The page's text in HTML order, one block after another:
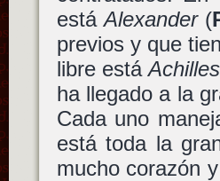
estáAlexander(
previos y que
libre estáAchilles
ha llegado a la
Cada uno
está toda la
mucho corazón